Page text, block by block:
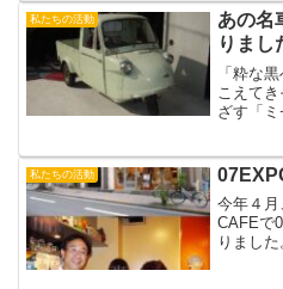
さんを
DREAM
私たちの活動
あの
りまし
「粋な
こえて
ざす「ミ
もと大農
じて「
私たちの活動
今年４
CAFEで
りまし